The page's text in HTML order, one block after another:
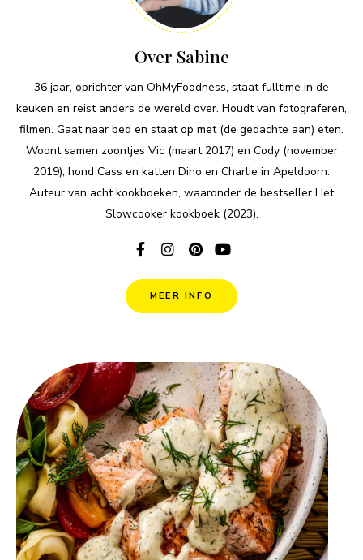
Over Sabine
36 jaar, oprichter van OhMyFoodness, staat fulltime in de
keuken en reist anders de wereld over. Houdt van fotograferen,
filmen. Gaat naar bed en staat op met (de gedachte aan) eten.
Woont samen zoontjes Vic (maart 2017) en Cody (november
2019), hond Cass en katten Dino en Charlie in Apeldoorn.
Auteur van acht kookboeken, waaronder de bestseller Het
Slowcooker kookboek (2023).
MEER INFO